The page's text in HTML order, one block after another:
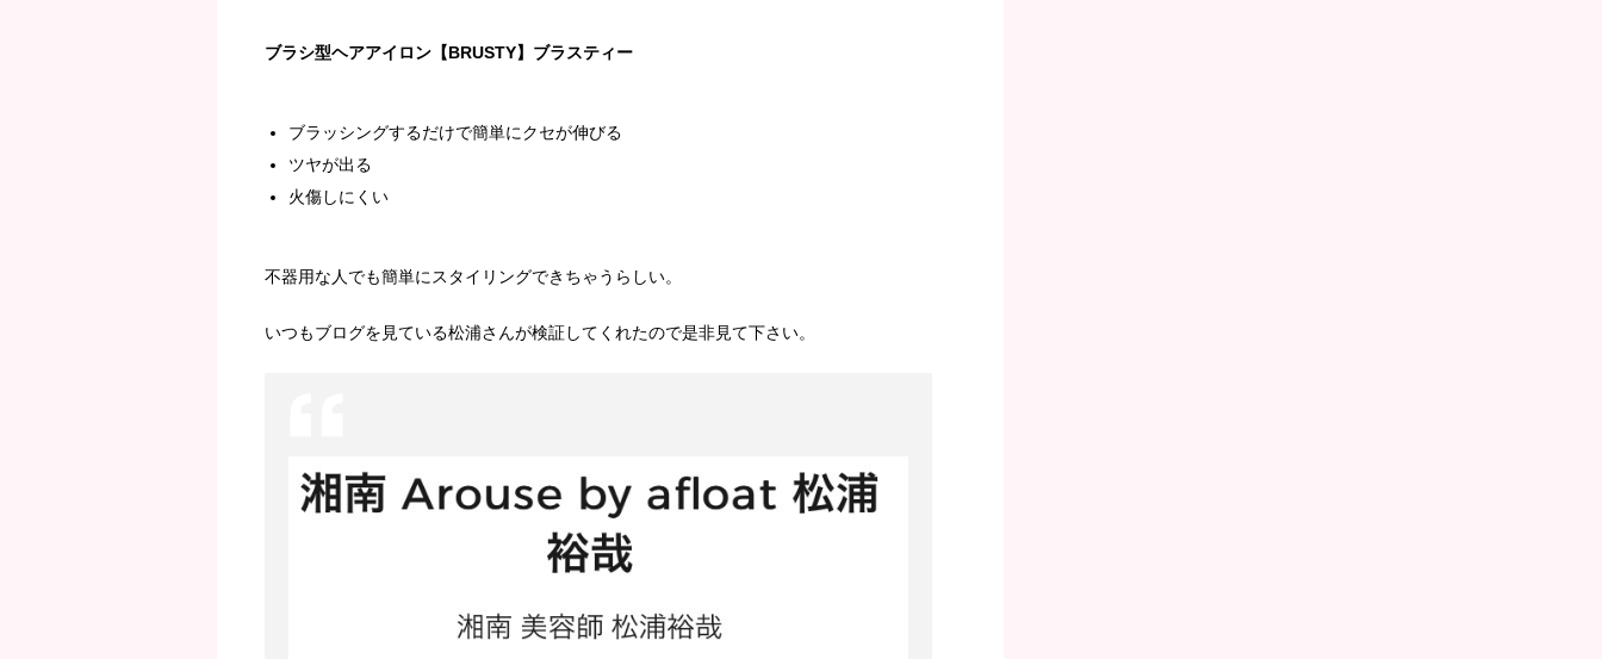
ブラシ型ヘアアイロン【BRUSTY】ブラスティー
ブラッシングするだけで簡単にクセが伸びる
ツヤが出る
火傷しにくい
不器用な人でも簡単にスタイリングできちゃうらしい。
いつもブログを見ている松浦さんが検証してくれたので是非見て下さい。